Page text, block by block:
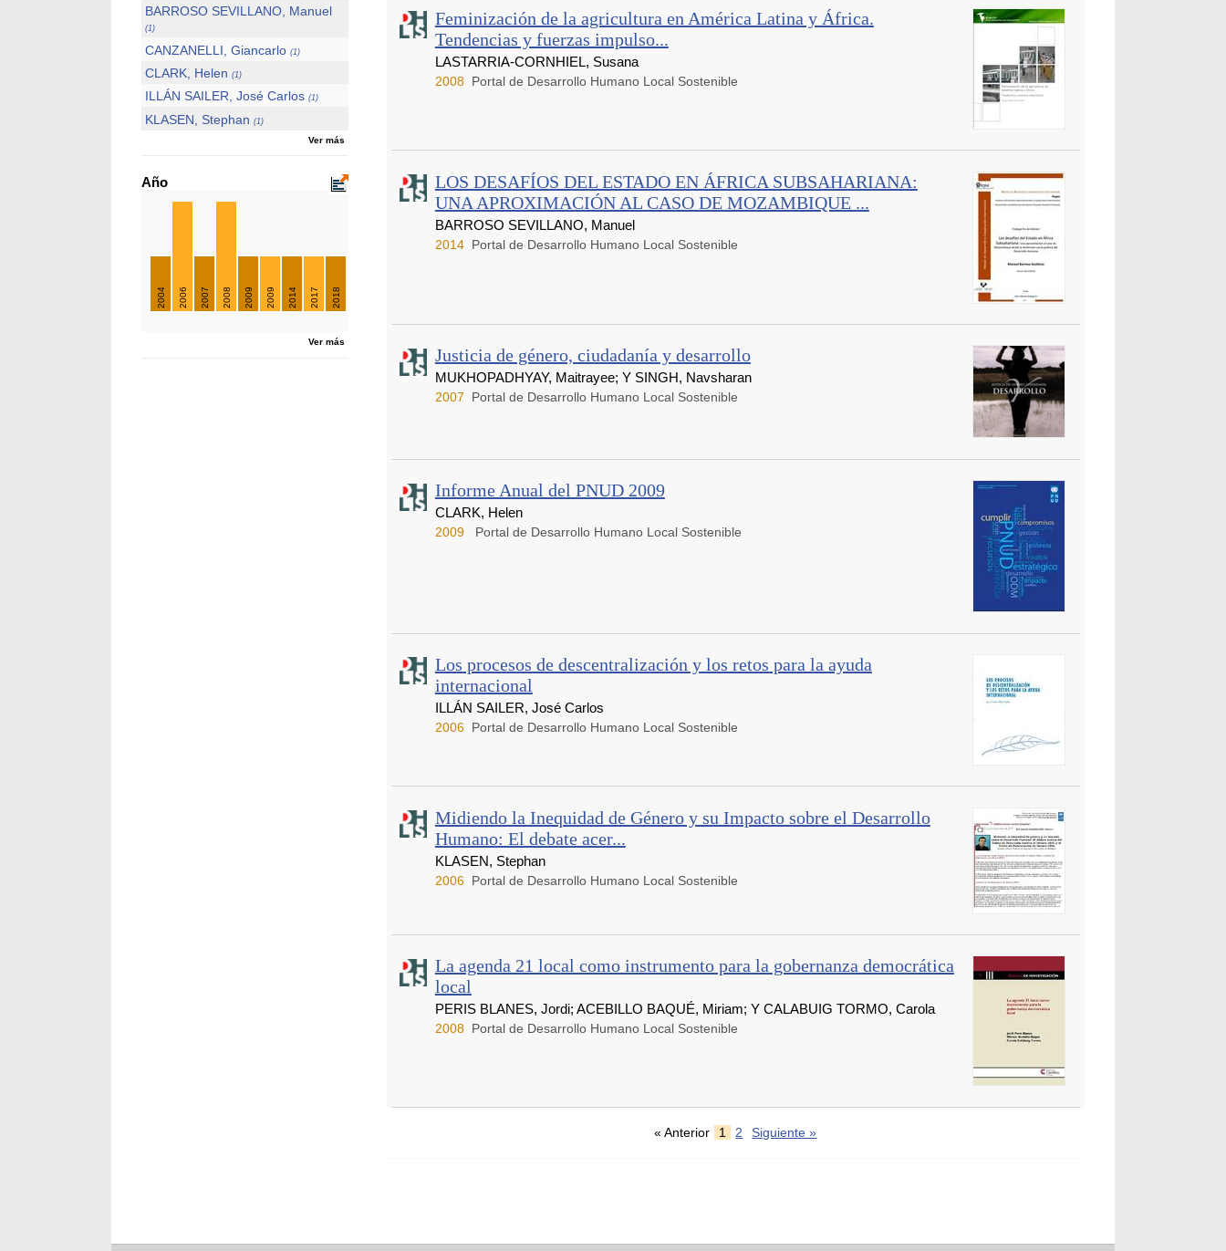
BARROSO SEVILLANO, Manuel
(1)
CANZANELLI, Giancarlo (1)
CLARK, Helen (1)
ILLÁN SAILER, José Carlos (1)
KLASEN, Stephan (1)
Ver más
Año
2004 2006 2007 2008 2009 2009 2014 2017 2018
Ver más
Feminización de la agricultura en América Latina y África.
Tendencias y fuerzas impulso...
LASTARRIA-CORNHIEL, Susana
2008 Portal de Desarrollo Humano Local Sostenible
LOS DESAFÍOS DEL ESTADO EN ÁFRICA SUBSAHARIANA:
UNA APROXIMACIÓN AL CASO DE MOZAMBIQUE ...
BARROSO SEVILLANO, Manuel
2014 Portal de Desarrollo Humano Local Sostenible
Justicia de género, ciudadanía y desarrollo
MUKHOPADHYAY, Maitrayee; Y SINGH, Navsharan
2007 Portal de Desarrollo Humano Local Sostenible
Informe Anual del PNUD 2009
CLARK, Helen
2009 Portal de Desarrollo Humano Local Sostenible
Los procesos de descentralización y los retos para la ayuda
internacional
ILLÁN SAILER, José Carlos
2006 Portal de Desarrollo Humano Local Sostenible
Midiendo la Inequidad de Género y su Impacto sobre el Desarrollo
Humano: El debate acer...
KLASEN, Stephan
2006 Portal de Desarrollo Humano Local Sostenible
La agenda 21 local como instrumento para la gobernanza democrática
local
PERIS BLANES, Jordi; ACEBILLO BAQUÉ, Miriam; Y CALABUIG TORMO, Carola
2008 Portal de Desarrollo Humano Local Sostenible
« Anterior 1 2 Siguiente »